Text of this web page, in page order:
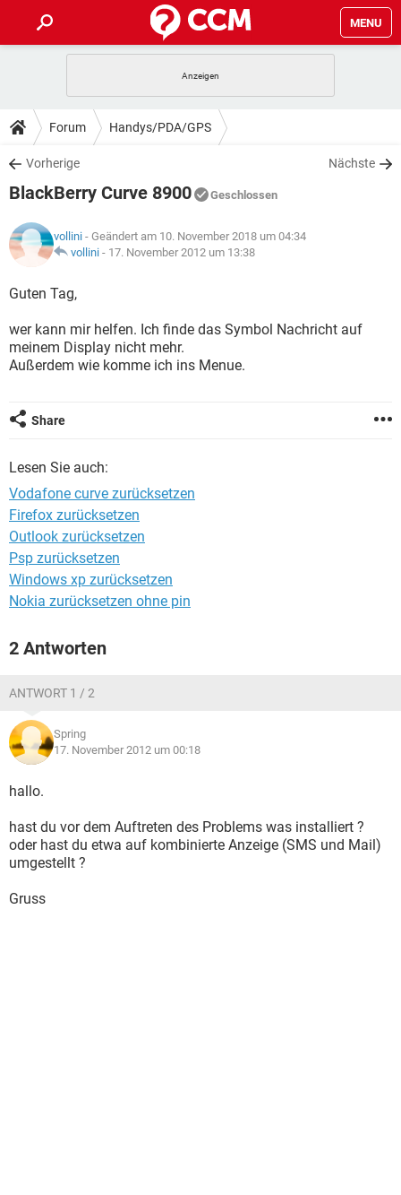
MENU
ANDROID IOS
WINDOWS 10
WHATSAPP TIKTOK
FACEBOOK
TIPPS & TRICKS
SPIELE STREAMING
WHATSAPP TIKTOK
DOWNLOADS
SPIELE STREAMING
ANDROID
WINDOWS 10 INSTAGRAM
WHATSAPP
SPIELE STREAMING
WINDOWS 10
WHATSAPP TIKTOK
FACEBOOK HARDWARE
LEXIKON
SPIELE
WINDOWS 10
FACEBOOK
Forum Handys/PDA/GPS
Vorherige Nächste
BlackBerry Curve 8900 Geschlossen
vollini - Geändert am 10. November 2018 um 04:34
vollini - 17. November 2012 um 13:38
Guten Tag,
wer kann mir helfen. Ich finde das Symbol Nachricht auf
meinem Display nicht mehr.
Außerdem wie komme ich ins Menue.
Share
Lesen Sie auch:
Vodafone curve zurücksetzen
Firefox zurücksetzen
Outlook zurücksetzen
Psp zurücksetzen
Windows xp zurücksetzen
Nokia zurücksetzen ohne pin
2 Antworten
ANTWORT 1 / 2
Spring
17. November 2012 um 00:18
hallo.
hast du vor dem Auftreten des Problems was installiert ?
oder hast du etwa auf kombinierte Anzeige (SMS und Mail)
umgestellt ?
Gruss